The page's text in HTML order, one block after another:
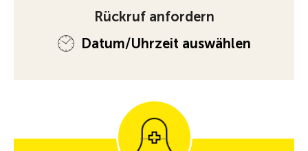
Rückruf anfordern
Datum/Uhrzeit auswählen